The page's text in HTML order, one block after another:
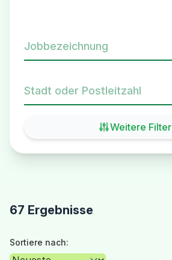
Jobbezeichnung
Stadt oder Postleitzahl
Weitere Filter
67 Ergebnisse
Sortiere nach: